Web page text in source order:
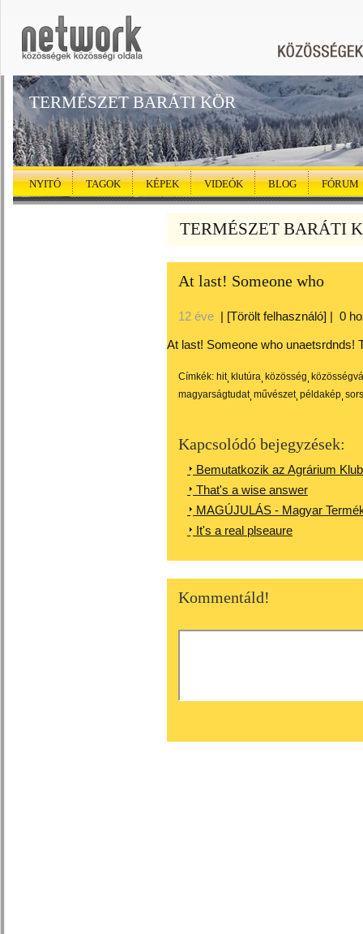
TERMÉSZET BARÁTI KÖR
NYITÓ TAGOK KÉPEK VIDEÓK BLOG FÓRUM
TERMÉSZET BARÁTI
At last! Someone who
12 éve | [Törölt felhasználó] | 0
At last! Someone who unaetsrdnds!
Címkék: hit klutúra közösség
magyarságtudat művészet példakép sors
Kapcsolódó bejegyzések:
Bemutatkozik az Agrárium Klub
That's a wise answer
MAGÚJULÁS - Magyar
It's a real plseaure
Kommentáld!